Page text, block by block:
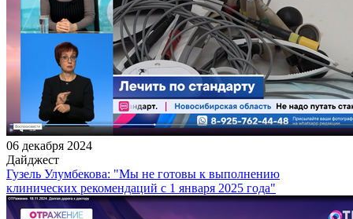
06 декабря 2024
Дайджест
Гузель Улумбекова: "Мы не готовы к выполнению
клинических рекомендаций с 1 января 2025 года"